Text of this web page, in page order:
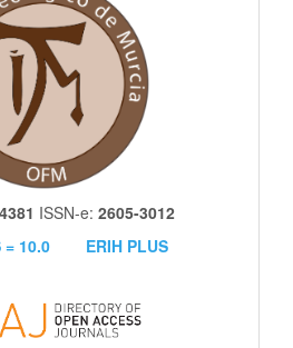
ISSN-e: 2605-3012
= 10.0
ERIH PLUS